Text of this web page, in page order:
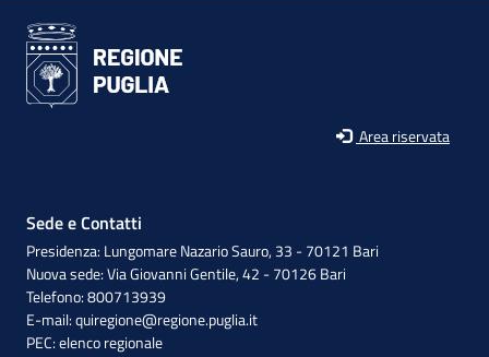
Area riservata
Sede e Contatti
Presidenza: Lungomare Nazario Sauro, 33 - 70121 Bari
Nuova sede: Via Giovanni Gentile, 42 - 70126 Bari
Telefono: 800713939
E-mail:quiregione@regione.puglia.it
PEC:elenco regionale